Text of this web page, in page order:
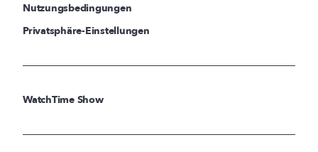
Nutzungsbedingungen
Privatsphäre-Einstellungen
WatchTime Show